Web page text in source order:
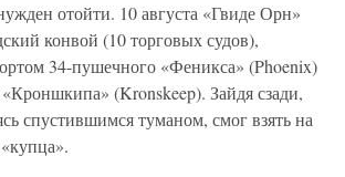
отойти. 10 августа «Гвиде Орн»
конвой (10 торговых судов),
34-пушечного «Феникса» (Phoenix)
(Kronskeep). Зайдя сзади,
спустившимся туманом, смог взять на